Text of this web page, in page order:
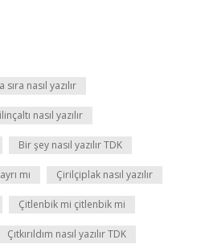
sıra nasıl yazılır
nasıl yazılır
Bir şey nasıl yazılır TDK
mı Çirilçiplak nasıl yazılır
Çitlenbik mi çitlenbik mi
Çıtkırıldım nasıl yazılır TDK